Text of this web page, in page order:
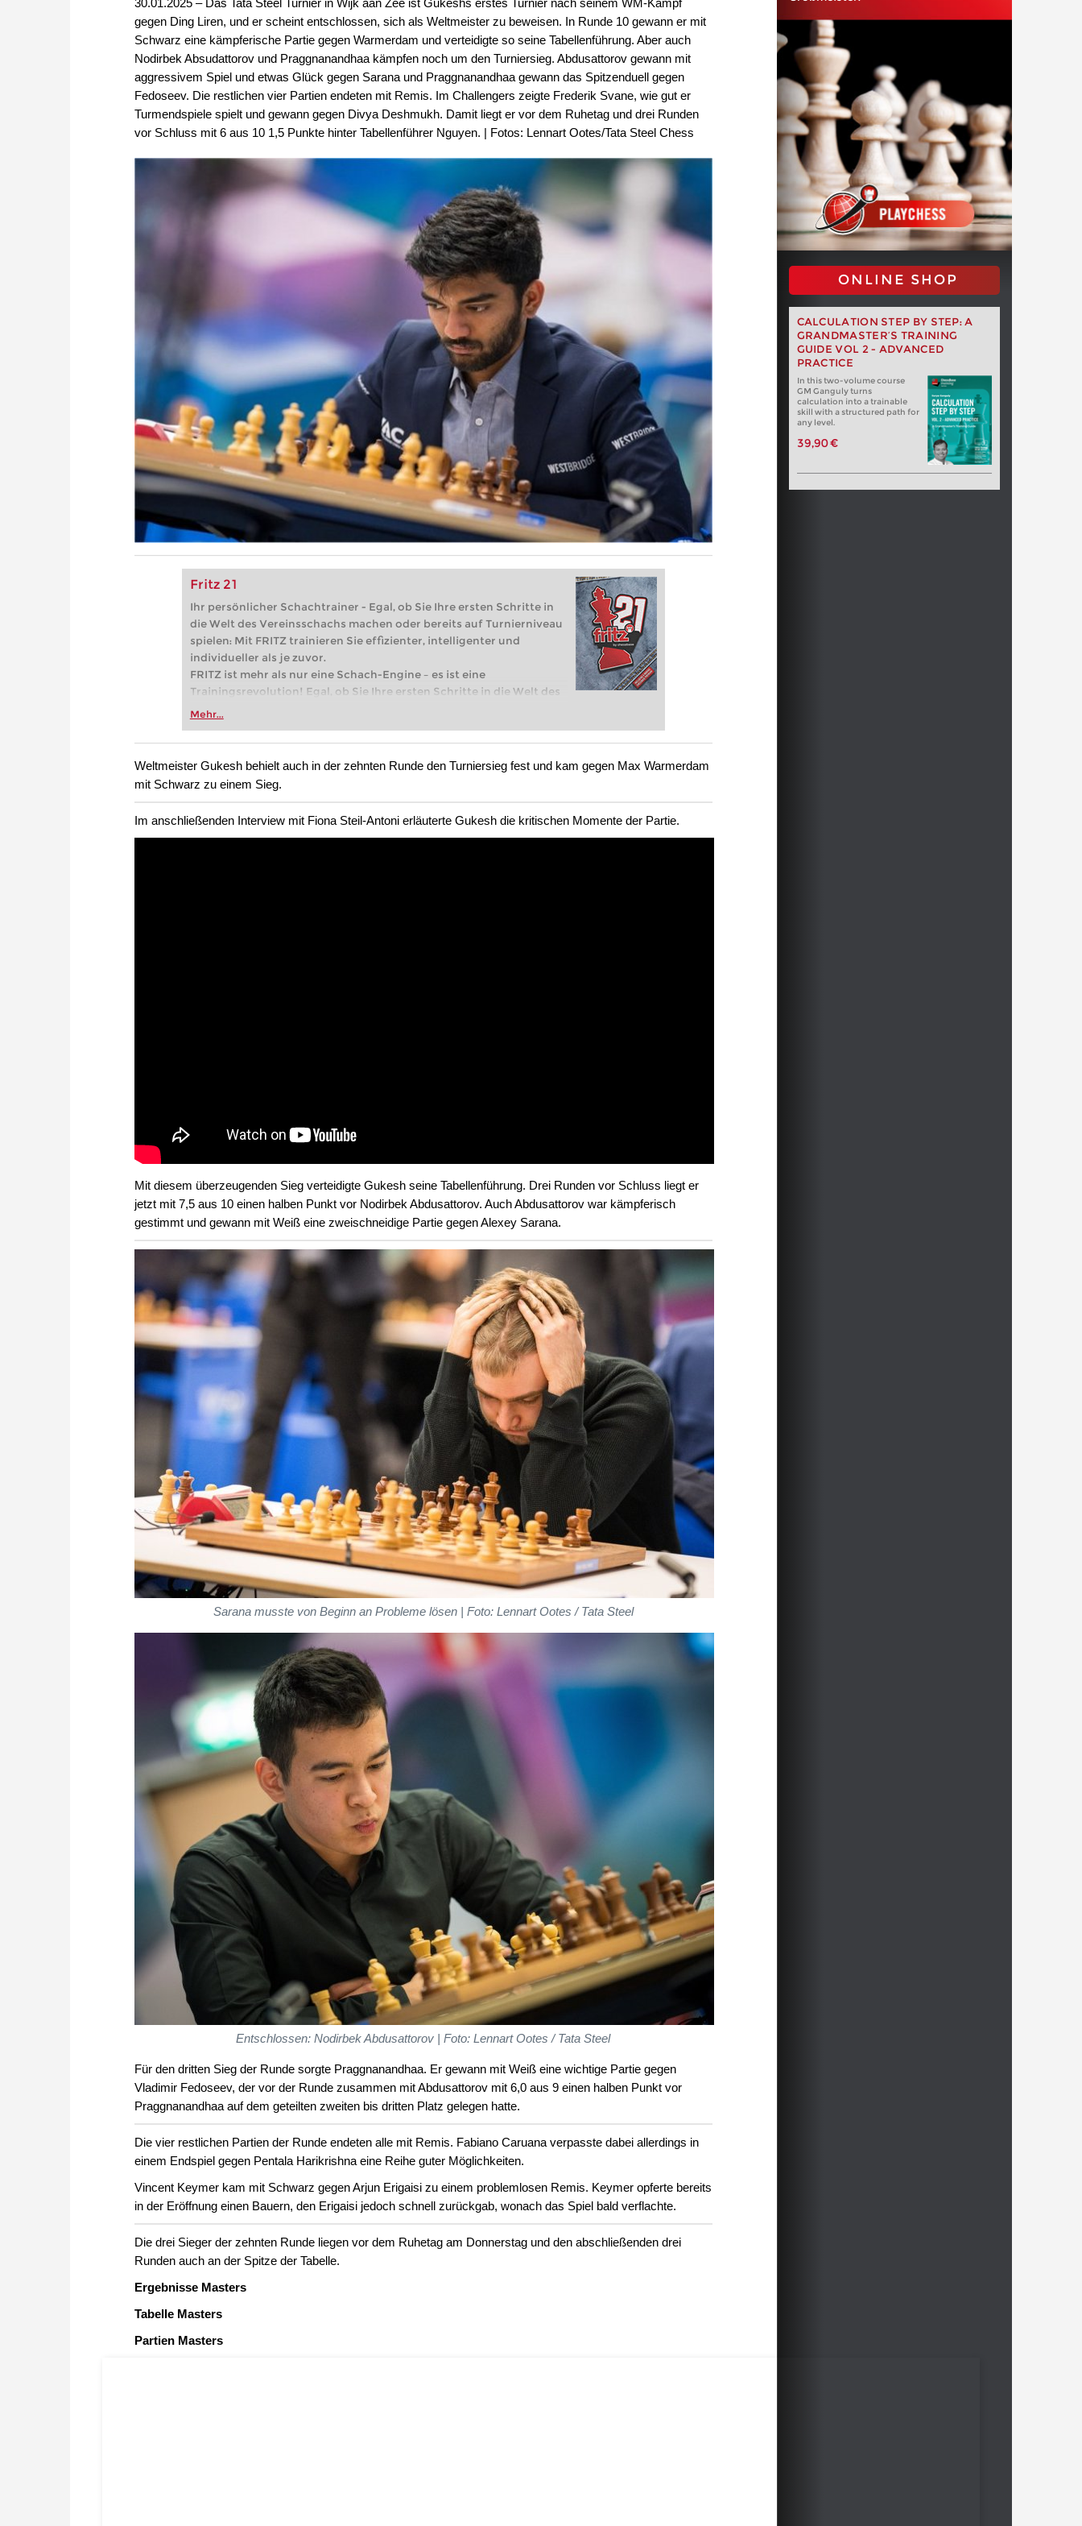
gegen Ding Liren, und er scheint entschlossen, sich als Weltmeister zu beweisen. In Runde 10 gewann er mit
Schwarz eine kämpferische Partie gegen Warmerdam und verteidigte so seine Tabellenführung. Aber auch
Nodirbek Absudattorov und Praggnanandhaa kämpfen noch um den Turniersieg. Abdusattorov gewann mit
aggressivem Spiel und etwas Glück gegen Sarana und Praggnanandhaa gewann das Spitzenduell gegen
Fedoseev. Die restlichen vier Partien endeten mit Remis. Im Challengers zeigte Frederik Svane, wie gut er
Turmendspiele spielt und gewann gegen Divya Deshmukh. Damit liegt er vor dem Ruhetag und drei Runden
vor Schluss mit 6 aus 10 1,5 Punkte hinter Tabellenführer Nguyen. | Fotos: Lennart Ootes/Tata Steel Chess
Fritz 21
Ihr persönlicher Schachtrainer - Egal, ob Sie Ihre ersten Schritte in
die Welt des Vereinsschachs machen oder bereits auf Turnierniveau
spielen: Mit FRITZ trainieren Sie effizienter, intelligenter und
individueller als je zuvor.
FRITZ ist mehr als nur eine Schach-Engine – es ist eine
Trainingsrevolution! Egal, ob Sie Ihre ersten Schritte in die Welt des
Vereinsschachs machen oder bereits auf Turnierniveau spielen: Mit
zuvor.
Mehr...
ONLINE SHOP
CALCULATION STEP BY STEP: A
GRANDMASTER’S TRAINING
GUIDE VOL 2 - ADVANCED
PRACTICE
In this two-volume course
GM Ganguly turns
calculation into a trainable
skill with a structured path for
any level.
39,90 €
Weltmeister Gukesh behielt auch in der zehnten Runde den Turniersieg fest und kam gegen Max Warmerdam
mit Schwarz zu einem Sieg.
Im anschließenden Interview mit Fiona Steil-Antoni erläuterte Gukesh die kritischen Momente der Partie.
Mit diesem überzeugenden Sieg verteidigte Gukesh seine Tabellenführung. Drei Runden vor Schluss liegt er
jetzt mit 7,5 aus 10 einen halben Punkt vor Nodirbek Abdusattorov. Auch Abdusattorov war kämpferisch
gestimmt und gewann mit Weiß eine zweischneidige Partie gegen Alexey Sarana.
Sarana musste von Beginn an Probleme lösen | Foto: Lennart Ootes / Tata Steel
Entschlossen: Nodirbek Abdusattorov | Foto: Lennart Ootes / Tata Steel
Für den dritten Sieg der Runde sorgte Praggnanandhaa. Er gewann mit Weiß eine wichtige Partie gegen
Vladimir Fedoseev, der vor der Runde zusammen mit Abdusattorov mit 6,0 aus 9 einen halben Punkt vor
Praggnanandhaa auf dem geteilten zweiten bis dritten Platz gelegen hatte.
Die vier restlichen Partien der Runde endeten alle mit Remis. Fabiano Caruana verpasste dabei allerdings in
einem Endspiel gegen Pentala Harikrishna eine Reihe guter Möglichkeiten.
Vincent Keymer kam mit Schwarz gegen Arjun Erigaisi zu einem problemlosen Remis. Keymer opferte bereits
in der Eröffnung einen Bauern, den Erigaisi jedoch schnell zurückgab, wonach das Spiel bald verflachte.
Die drei Sieger der zehnten Runde liegen vor dem Ruhetag am Donnerstag und den abschließenden drei
Runden auch an der Spitze der Tabelle.
Ergebnisse Masters
Tabelle Masters
Partien Masters